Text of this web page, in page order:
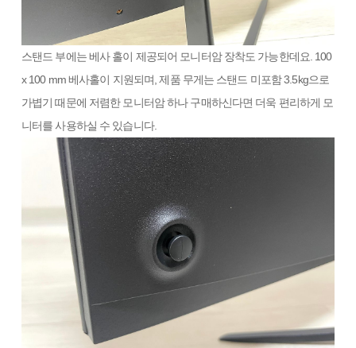
스탠드 부에는 베사 홀이 제공되어 모니터암 장착도 가능한데요. 100
x 100 mm 베사홀이 지원되며, 제품 무게는 스탠드 미포함 3.5kg으로
가볍기 때문에 저렴한 모니터암 하나 구매하신다면 더욱 편리하게 모
니터를 사용하실 수 있습니다.